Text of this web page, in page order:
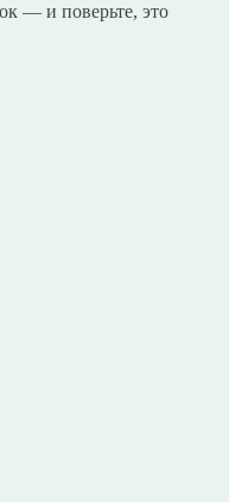
— и поверьте, это